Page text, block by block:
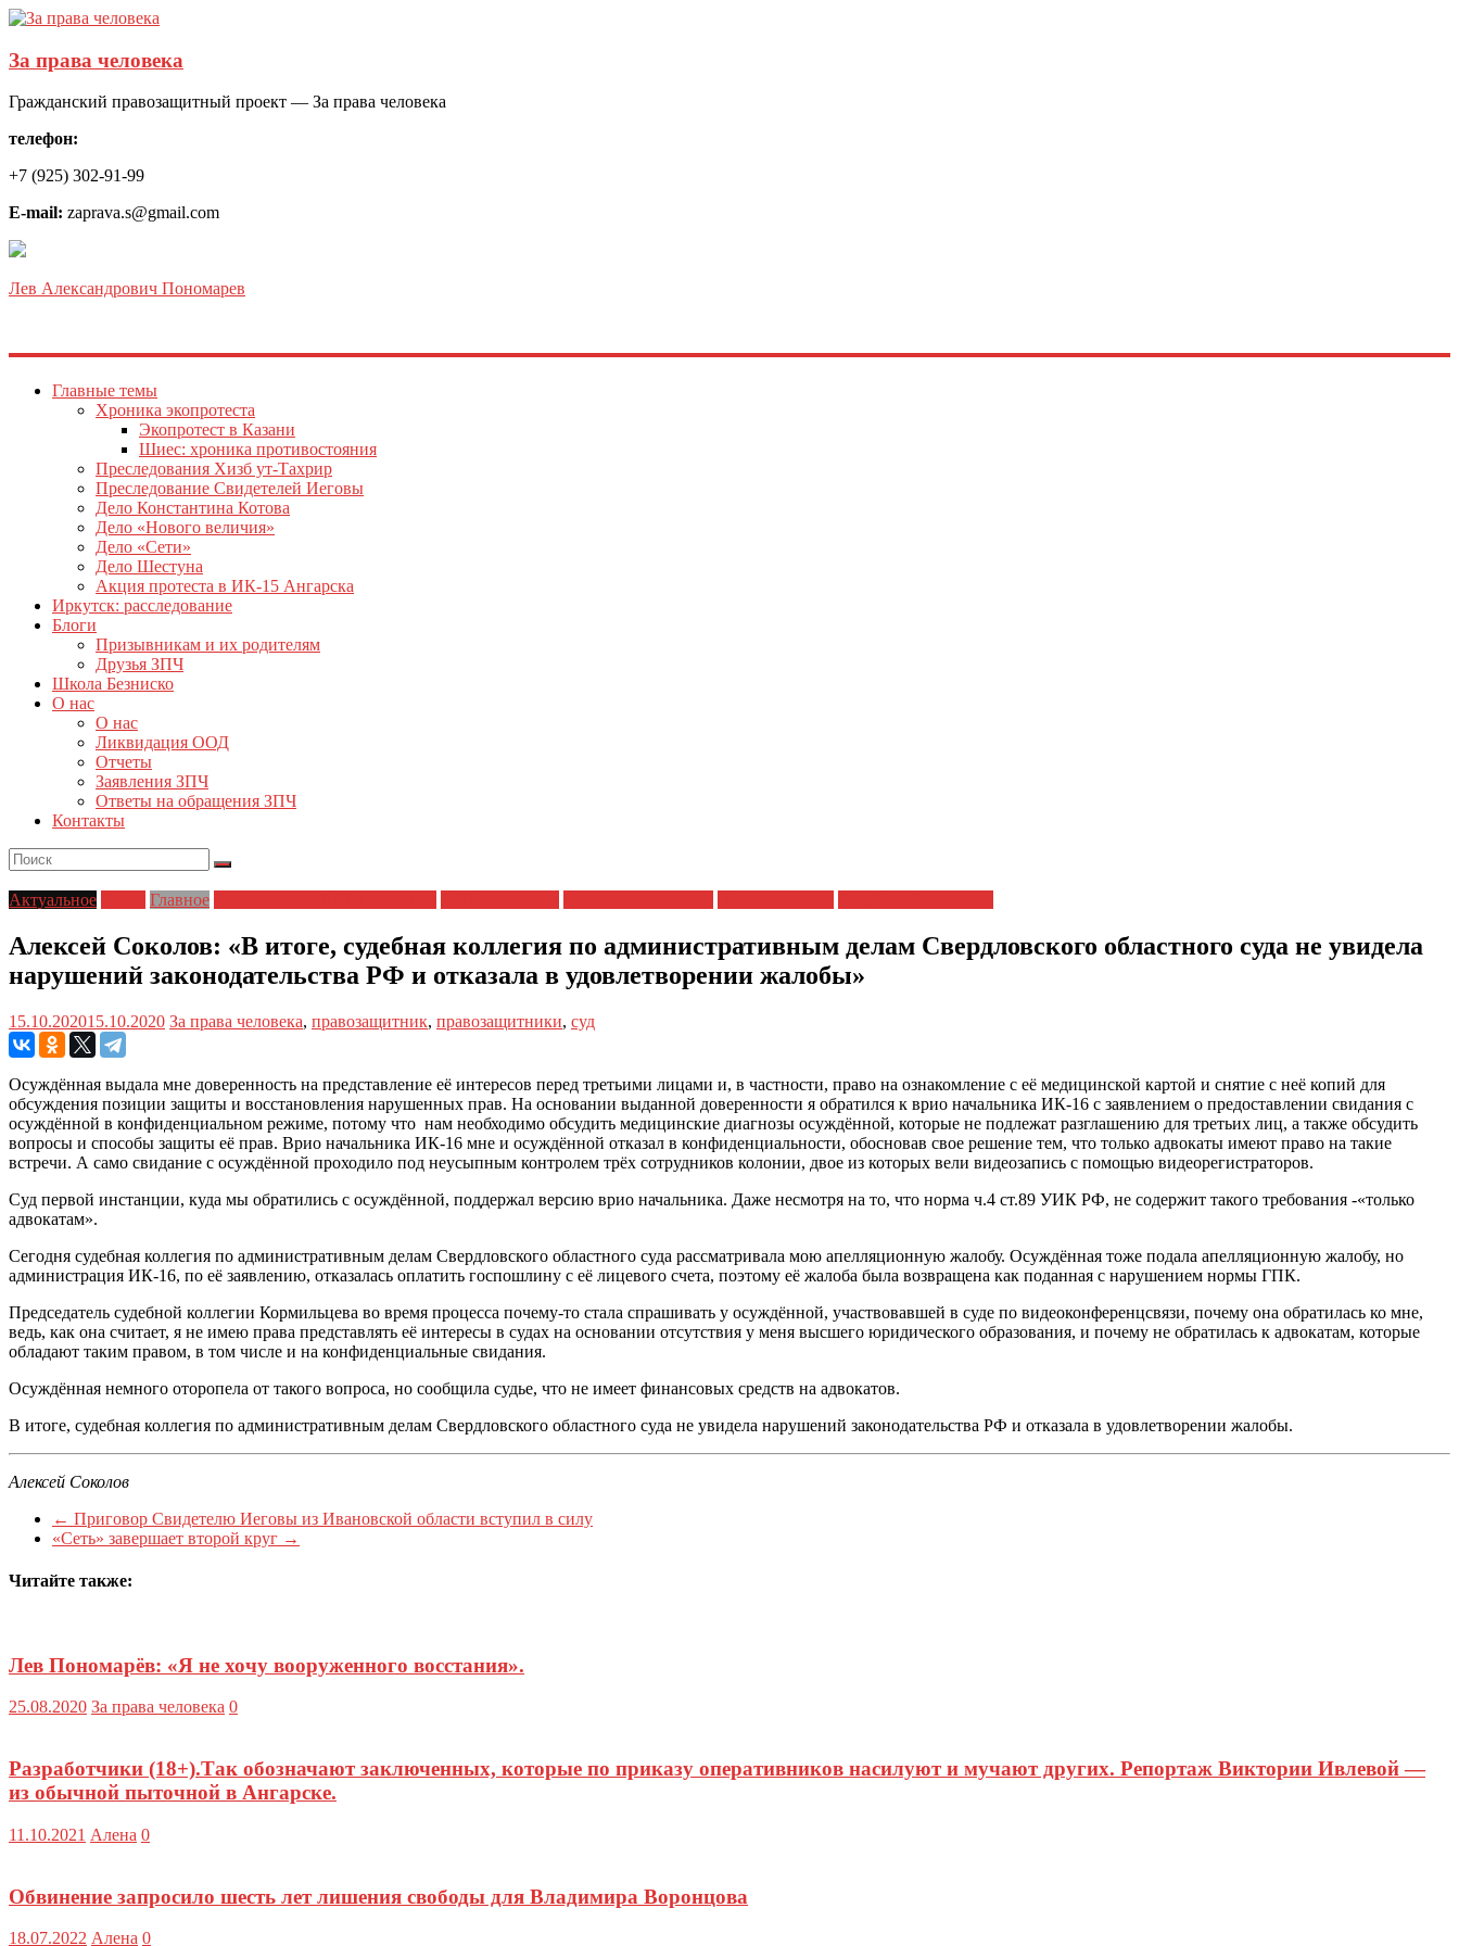
За права человека
Гражданский правозащитный проект — За права человека
телефон:
+7 (925) 302-91-99
E-mail: zaprava.s@gmail.com
Лев Александрович Пономарев
Главные темы
Хроника экопротеста
Экопротест в Казани
Шиес: хроника противостояния
Преследования Хизб ут-Тахрир
Преследование Свидетелей Иеговы
Дело Константина Котова
Дело «Нового величия»
Дело «Сети»
Дело Шестуна
Акция протеста в ИК-15 Ангарска
Иркутск: расследование
Блоги
Призывникам и их родителям
Друзья ЗПЧ
Школа Безниско
О нас
О нас
Ликвидация ООД
Отчеты
Заявления ЗПЧ
Ответы на обращения ЗПЧ
Контакты
Актуальное Главное
Алексей Соколов: «В итоге, судебная коллегия по административным делам Свердловского областного суда не увидела
нарушений законодательства РФ и отказала в удовлетворении жалобы»
15.10.202015.10.2020 За права человека, правозащитник, правозащитники, суд
Осуждённая выдала мне доверенность на представление её интересов перед третьими лицами и, в частности, право на ознакомление с её медицинской картой и снятие с неё копий для
обсуждения позиции защиты и восстановления нарушенных прав. На основании выданной доверенности я обратился к врио начальника ИК-16 с заявлением о предоставлении свидания с
осуждённой в конфиденциальном режиме, потому что нам необходимо обсудить медицинские диагнозы осуждённой, которые не подлежат разглашению для третьих лиц, а также обсудить
вопросы и способы защиты её прав. Врио начальника ИК-16 мне и осуждённой отказал в конфиденциальности, обосновав свое решение тем, что только адвокаты имеют право на такие
встречи. А само свидание с осуждённой проходило под неусыпным контролем трёх сотрудников колонии, двое из которых вели видеозапись с помощью видеорегистраторов.
Суд первой инстанции, куда мы обратились с осуждённой, поддержал версию врио начальника. Даже несмотря на то, что норма ч.4 ст.89 УИК РФ, не содержит такого требования -«только
адвокатам».
Сегодня судебная коллегия по административным делам Свердловского областного суда рассматривала мою апелляционную жалобу. Осуждённая тоже подала апелляционную жалобу, но
администрация ИК-16, по её заявлению, отказалась оплатить госпошлину с её лицевого счета, поэтому её жалоба была возвращена как поданная с нарушением нормы ГПК.
Председатель судебной коллегии Кормильцева во время процесса почему-то стала спрашивать у осуждённой, участвовавшей в суде по видеоконференцсвязи, почему она обратилась ко мне,
ведь, как она считает, я не имею права представлять её интересы в судах на основании отсутствия у меня высшего юридического образования, и почему не обратилась к адвокатам, которые
обладают таким правом, в том числе и на конфиденциальные свидания.
Осуждённая немного оторопела от такого вопроса, но сообщила судье, что не имеет финансовых средств на адвокатов.
В итоге, судебная коллегия по административным делам Свердловского областного суда не увидела нарушений законодательства РФ и отказала в удовлетворении жалобы.
Алексей Соколов
← Приговор Свидетелю Иеговы из Ивановской области вступил в силу
«Сеть» завершает второй круг →
Читайте также:
Лев Пономарёв: «Я не хочу вооруженного восстания».
25.08.2020 За права человека 0
Разработчики (18+).Так обозначают заключенных, которые по приказу оперативников насилуют и мучают других. Репортаж Виктории Ивлевой —
из обычной пыточной в Ангарске.
11.10.2021 Алена 0
Обвинение запросило шесть лет лишения свободы для Владимира Воронцова
18.07.2022 Алена 0